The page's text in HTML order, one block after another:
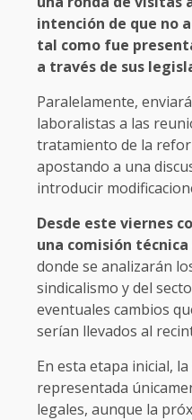
intención de que no
tal como fue
a través de sus
Paralelamente,
laboralistas a las
tratamiento de la
apostando a una
introducir
Desde este viernes
una comisión
donde se analizarán
sindicalismo y del
eventuales cambios
serían llevados al
En esta etapa inicial,
representada
legales, aunque la